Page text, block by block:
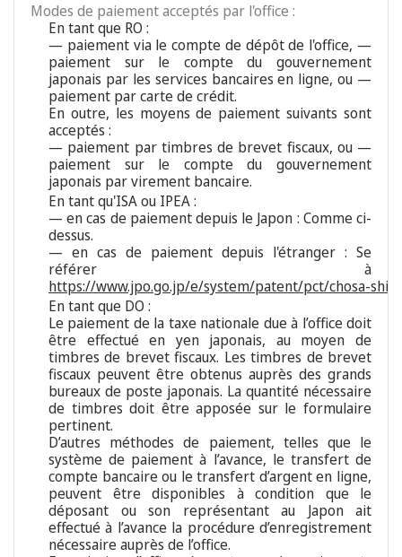
Modes de paiement acceptés par l'office :
En tant que RO :
— paiement via le compte de dépôt de l'office, —
paiement sur le compte du gouvernement
japonais par les services bancaires en ligne, ou —
paiement par carte de crédit.
En outre, les moyens de paiement suivants sont
acceptés :
— paiement par timbres de brevet fiscaux, ou —
paiement sur le compte du gouvernement
japonais par virement bancaire.
En tant qu'ISA ou IPEA :
— en cas de paiement depuis le Japon : Comme ci-
dessus.
— en cas de paiement depuis l'étranger : Se
référer à
https://www.jpo.go.jp/e/system/patent/pct/chosa-
En tant que DO :
Le paiement de la taxe nationale due à l’office doit
être effectué en yen japonais, au moyen de
timbres de brevet fiscaux. Les timbres de brevet
fiscaux peuvent être obtenus auprès des grands
bureaux de poste japonais. La quantité nécessaire
de timbres doit être apposée sur le formulaire
pertinent.
D’autres méthodes de paiement, telles que le
système de paiement à l’avance, le transfert de
compte bancaire ou le transfert d’argent en ligne,
peuvent être disponibles à condition que le
déposant ou son représentant au Japon ait
effectué à l’avance la procédure d’enregistrement
nécessaire auprès de l’office.